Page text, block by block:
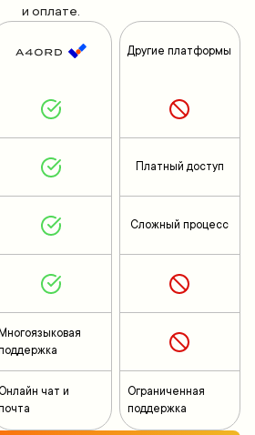
и оплате.
Многоязыковая
Онлайн чат и
Другие платформы
Платный доступ
Сложный процесс
Ограниченная
поддержка